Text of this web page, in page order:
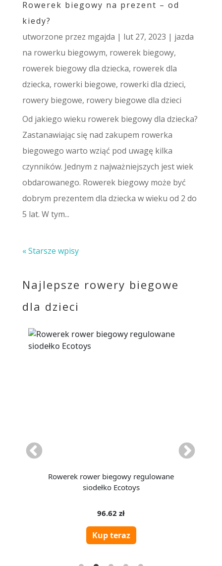
Rowerek biegowy na prezent – od
kiedy?
utworzone przez mgajda | lut 27, 2023 | jazda
na rowerku biegowym, rowerek biegowy,
rowerek biegowy dla dziecka, rowerek dla
dziecka, rowerki biegowe, rowerki dla dzieci,
rowery biegowe, rowery biegowe dla dzieci
Od jakiego wieku rowerek biegowy dla dziecka?
Zastanawiając się nad zakupem rowerka
biegowego warto wziąć pod uwagę kilka
czynników. Jednym z najważniejszych jest wiek
obdarowanego. Rowerek biegowy może być
dobrym prezentem dla dziecka w wieku od 2 do
5 lat. W tym...
« Starsze wpisy
Najlepsze rowery biegowe
dla dzieci